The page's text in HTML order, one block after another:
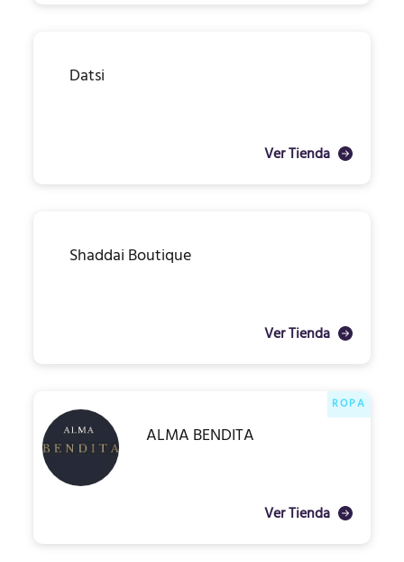
Datsi
Ver Tienda
Shaddai Boutique
Ver Tienda
ROPA
ALMA BENDITA
Ver Tienda